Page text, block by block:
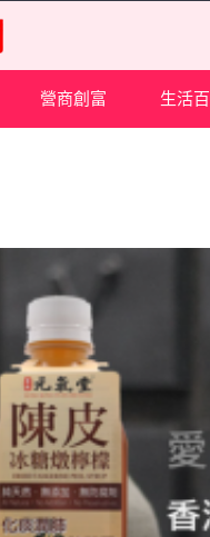
營商創富 生活